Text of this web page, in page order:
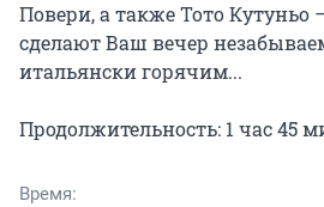
Повери, а также Тото
сделают Ваш вечер
итальянски горячим...
Продолжительность: 1 час 45
Время: